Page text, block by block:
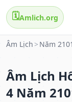
🗓️Amlich.org
Âm Lịch > Năm 2101
Âm Lịch
4 Năm